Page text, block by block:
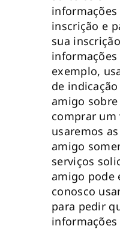
inscrição e
sua
exemplo,
de
amigo
comprar um
usaremos
amigo
serviços
amigo pode
conosco
para pedir
informações